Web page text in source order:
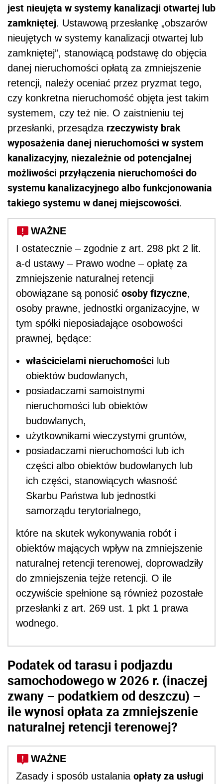
jest nieujęta w systemy kanalizacji otwartej lub
zamkniętej. Ustawową przesłankę „obszarów
nieujętych w systemy kanalizacji otwartej lub
zamkniętej”, stanowiącą podstawę do objęcia
danej nieruchomości opłatą za zmniejszenie
retencji, należy oceniać przez pryzmat tego,
czy konkretna nieruchomość objęta jest takim
systemem, czy też nie. O zaistnieniu tej
przesłanki, przesądza rzeczywisty brak
wyposażenia danej nieruchomości w system
kanalizacyjny, niezależnie od potencjalnej
możliwości przyłączenia nieruchomości do
systemu kanalizacyjnego albo funkcjonowania
takiego systemu w danej miejscowości.
WAŻNE
I ostatecznie – zgodnie z art. 298 pkt 2 lit.
a-d ustawy – Prawo wodne – opłatę za
zmniejszenie naturalnej retencji
obowiązane są ponosić osoby fizyczne,
osoby prawne, jednostki organizacyjne, w
tym spółki nieposiadające osobowości
prawnej, będące:
właścicielami nieruchomości lub
obiektów budowlanych,
posiadaczami samoistnymi
nieruchomości lub obiektów
budowlanych,
użytkownikami wieczystymi gruntów,
posiadaczami nieruchomości lub ich
części albo obiektów budowlanych lub
ich części, stanowiących własność
Skarbu Państwa lub jednostki
samorządu terytorialnego,
które na skutek wykonywania robót i
obiektów mających wpływ na zmniejszenie
naturalnej retencji terenowej, doprowadziły
do zmniejszenia tejże retencji. O ile
oczywiście spełnione są również pozostałe
przesłanki z art. 269 ust. 1 pkt 1 prawa
wodnego.
Podatek od tarasu i podjazdu
samochodowego w 2026 r. (inaczej
zwany – podatkiem od deszczu) –
ile wynosi opłata za zmniejszenie
naturalnej retencji terenowej?
WAŻNE
Zasady i sposób ustalania opłaty za usługi